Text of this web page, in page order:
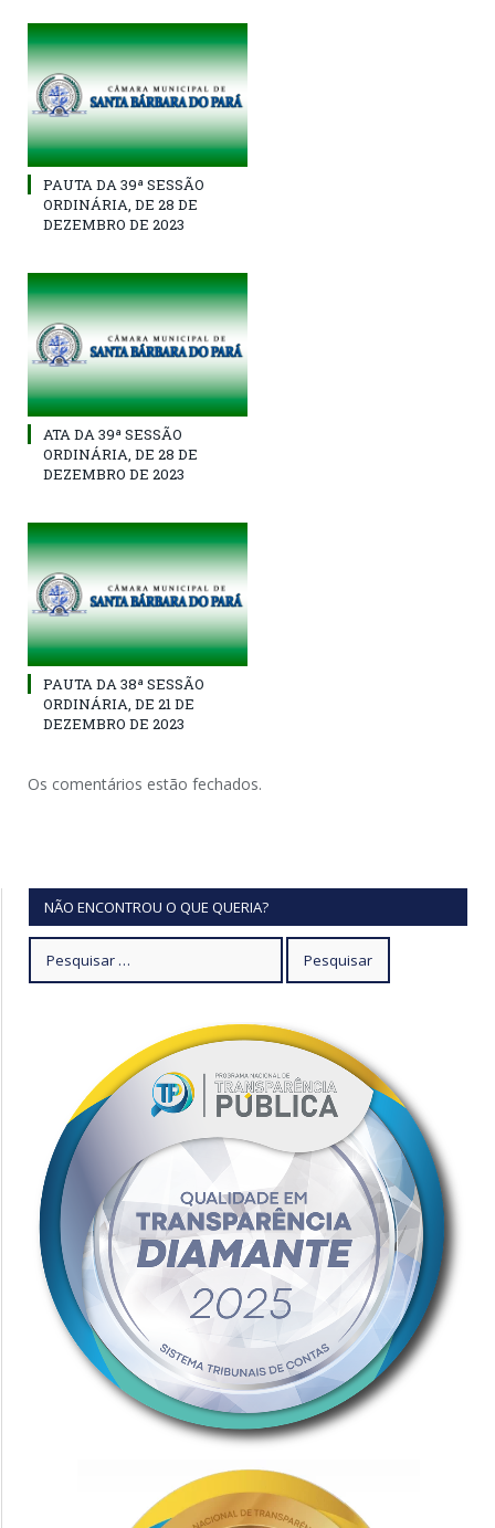
PAUTA DA 39ª SESSÃO
ORDINÁRIA, DE 28 DE
DEZEMBRO DE 2023
ATA DA 39ª SESSÃO
ORDINÁRIA, DE 28 DE
DEZEMBRO DE 2023
PAUTA DA 38ª SESSÃO
ORDINÁRIA, DE 21 DE
DEZEMBRO DE 2023
Os comentários estão fechados.
NÃO ENCONTROU O QUE QUERIA?